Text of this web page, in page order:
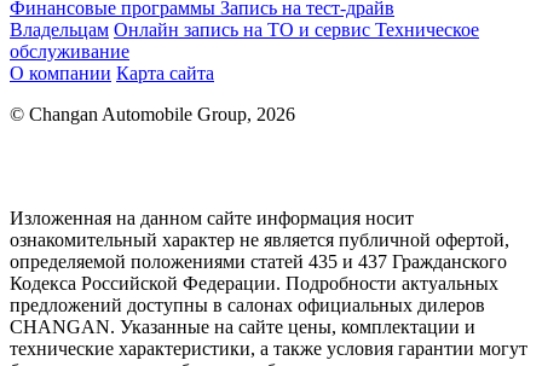
Финансовые программы Запись на тест-драйв
Владельцам Онлайн запись на ТО и сервис Техническое
обслуживание
О компании Карта сайта
© Changan Automobile Group, 2026
Изложенная на данном сайте информация носит
ознакомительный характер не является публичной офертой,
определяемой положениями статей 435 и 437 Гражданского
Кодекса Российской Федерации. Подробности актуальных
предложений доступны в салонах официальных дилеров
CHANGAN. Указанные на сайте цены, комплектации и
технические характеристики, а также условия гарантии могут